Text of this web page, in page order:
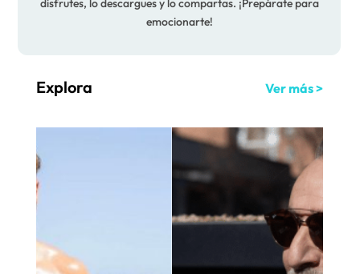
disfrutes, lo descargues y lo compartas. ¡Prepárate para
emocionarte!
Explora Ver más >